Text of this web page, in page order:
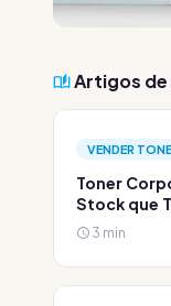
Artigos
VENDER
Toner
Stock que
3 min